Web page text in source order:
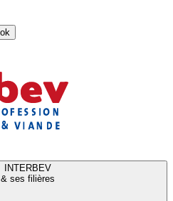
INTERBEV
& ses filières